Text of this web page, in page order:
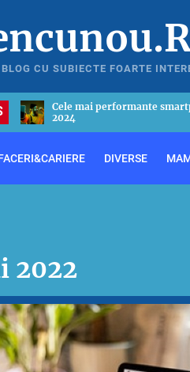
CU SUBIECTE FOARTE
Ghid util pentru a alege cel
in 2024
DIVERSE
2022